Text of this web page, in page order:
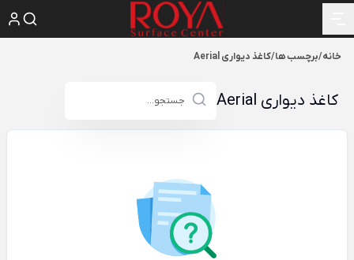
خانه/برچسب ها/کاغذ دیواری Aerial
کاغذ دیواری Aerial